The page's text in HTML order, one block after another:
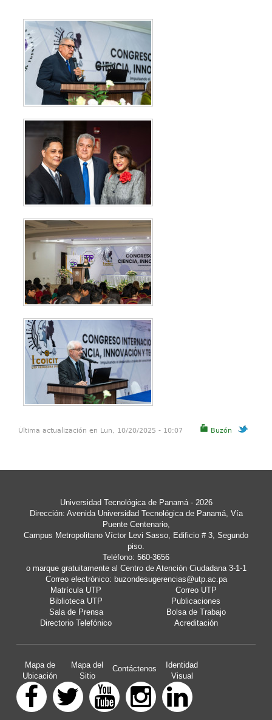
Buzón
Última actualización en Lun, 10/20/2025 - 10:07
Universidad Tecnológica de Panamá- 2026
Dirección: Avenida Universidad Tecnológica de Panamá, Vía
Puente Centenario,
Campus Metropolitano Víctor Levi Sasso, Edificio # 3, Segundo
piso.
Teléfono: 560-3656
o marque gratuitamente al Centro de Atención Ciudadana 3-1-1
Correo electrónico: buzondesugerencias@utp.ac.pa
Matrícula UTP
Correo UTP
Biblioteca UTP
Publicaciones
Sala de Prensa
Bolsa de Trabajo
Directorio Telefónico
Acreditación
Mapa de
Ubicación
Mapa del
Sitio
Contáctenos
Identidad
Visual